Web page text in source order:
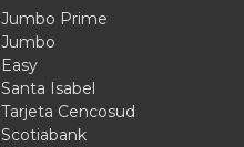
Jumbo Prime
Jumbo
Easy
Santa Isabel
Tarjeta Cencosud
Scotiabank